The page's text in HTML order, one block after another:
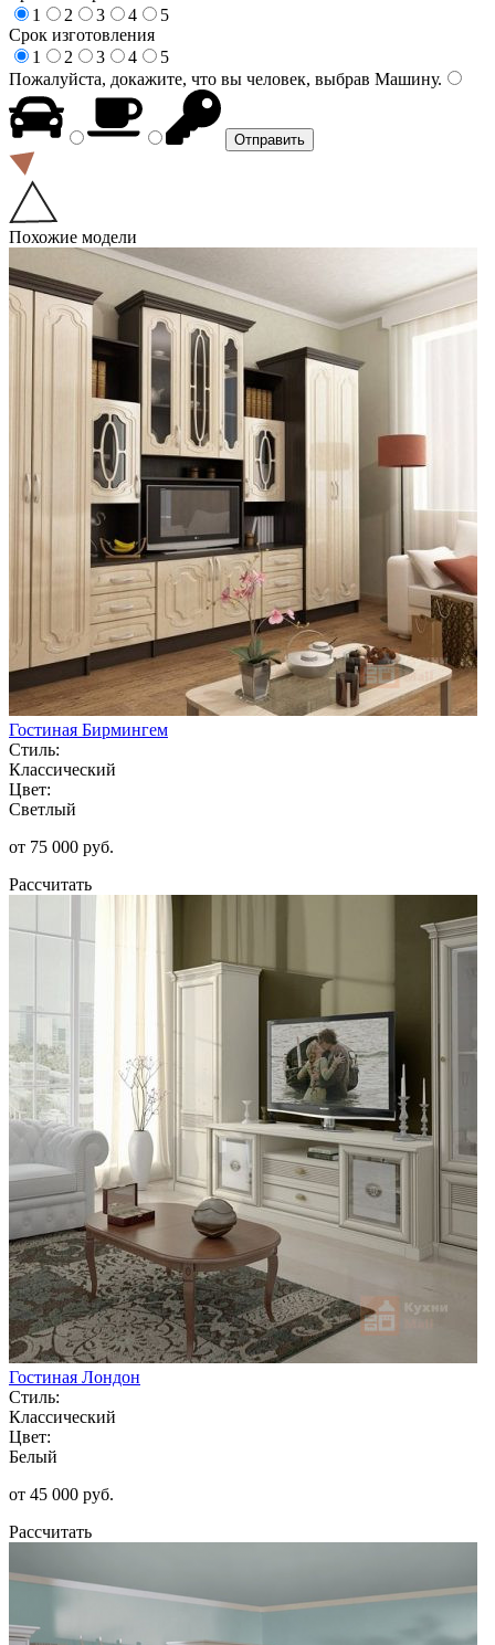
1
2 3 4
5
Срок изготовления
1
2 3 4
5
Пожалуйста, докажите, что вы человек, выбрав Машину.
Похожие модели
Гостиная Бирмингем
Стиль:
Классический
Цвет:
Светлый
от 75 000 руб.
Рассчитать
Гостиная Лондон
Стиль:
Классический
Цвет:
Белый
от 45 000 руб.
Рассчитать